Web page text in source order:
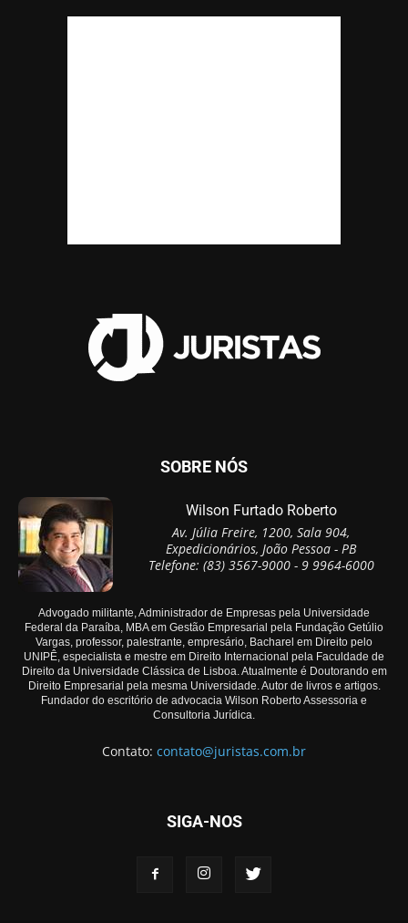
SOBRE NÓS
Wilson Furtado Roberto
Av. Júlia Freire, 1200, Sala 904,
Expedicionários, João Pessoa - PB
Telefone: (83) 3567-9000 - 9 9964-6000
Advogado militante, Administrador de Empresas pela Universidade
Federal da Paraíba, MBA em Gestão Empresarial pela Fundação Getúlio
Vargas, professor, palestrante, empresário, Bacharel em Direito pelo
UNIPÊ, especialista e mestre em Direito Internacional pela Faculdade de
Direito da Universidade Clássica de Lisboa. Atualmente é Doutorando em
Direito Empresarial pela mesma Universidade. Autor de livros e artigos.
Fundador do escritório de advocacia Wilson Roberto Assessoria e
Consultoria Jurídica.
Contato: contato@juristas.com.br
SIGA-NOS